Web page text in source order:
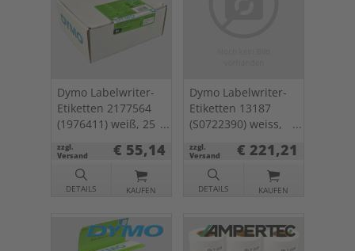
Dymo Labelwriter-
Etiketten 2177564
(1976411) weiß, 25
zzgl.
Versand
€ 55,14
DETAILS KAUFEN
Dymo Labelwriter-
Etiketten 13187
(S0722390) weiss,
260 St.
zzgl.
Versand
€ 221,21
DETAILS KAUFEN